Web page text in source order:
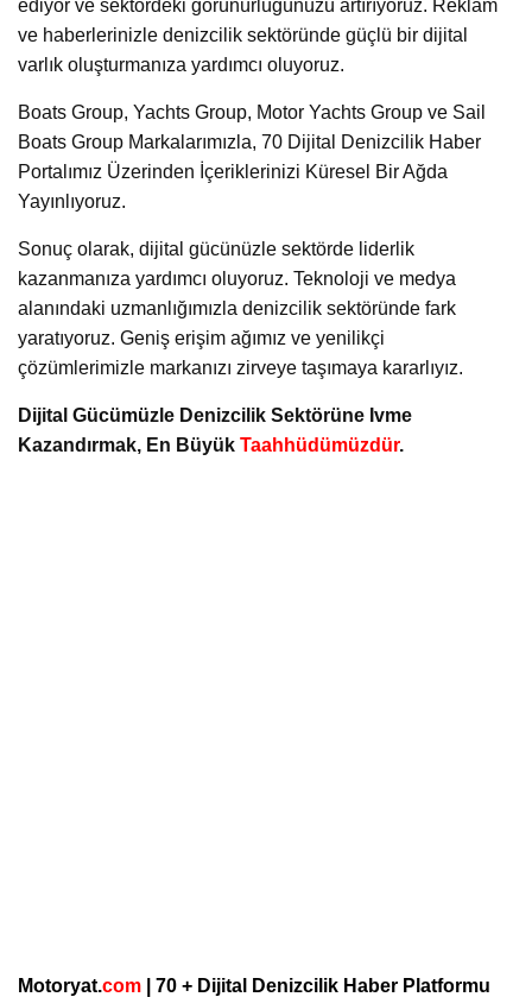
ediyor ve sektördeki görünürlüğünüzü artırıyoruz. Reklam
ve haberlerinizle denizcilik sektöründe güçlü bir dijital
varlık oluşturmanıza yardımcı oluyoruz.
Boats Group, Yachts Group, Motor Yachts Group ve Sail
Boats Group Markalarımızla, 70 Dijital Denizcilik Haber
Portalımız Üzerinden İçeriklerinizi Küresel Bir Ağda
Yayınlıyoruz.
Sonuç olarak, dijital gücünüzle sektörde liderlik
kazanmanıza yardımcı oluyoruz. Teknoloji ve medya
alanındaki uzmanlığımızla denizcilik sektöründe fark
yaratıyoruz. Geniş erişim ağımız ve yenilikçi
çözümlerimizle markanızı zirveye taşımaya kararlıyız.
Dijital Gücümüzle Denizcilik Sektörüne Ivme
Kazandırmak, En Büyük Taahhüdümüzdür.
Motoryat.com | 70 + Dijital Denizcilik Haber Platformu